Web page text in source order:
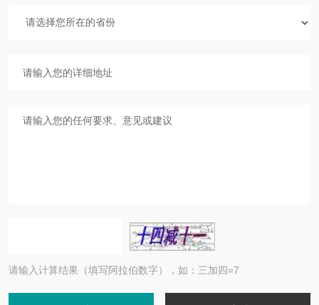
请输入计算结果（填写阿拉伯数字），如：三加四=7